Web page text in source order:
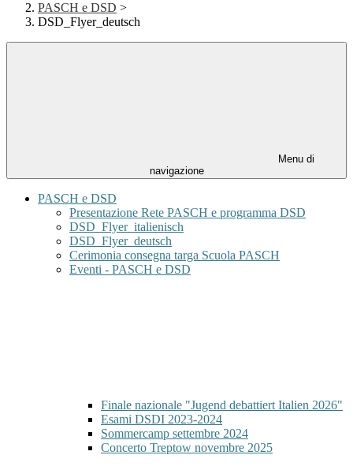
PASCH e DSD >
DSD_Flyer_deutsch
Menu di
navigazione
PASCH e DSD
Presentazione Rete PASCH e programma DSD
DSD_Flyer_italienisch
DSD_Flyer_deutsch
Cerimonia consegna targa Scuola PASCH
Eventi - PASCH e DSD
Finale nazionale "Jugend debattiert Italien 2026"
Esami DSDI 2023-2024
Sommercamp settembre 2024
Concerto Treptow novembre 2025